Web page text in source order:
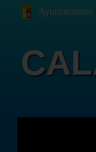
Ayuntamiento